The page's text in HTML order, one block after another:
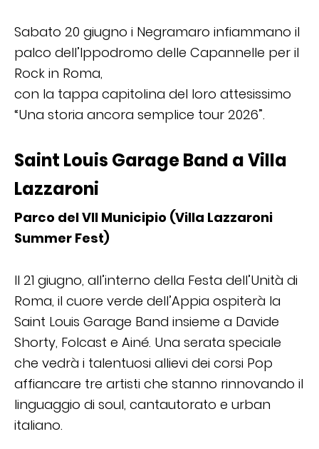
Sabato 20 giugno i Negramaro infiammano il
palco dell’Ippodromo delle Capannelle per il
Rock in Roma,
con la tappa capitolina del loro attesissimo
“Una storia ancora semplice tour 2026”.
Saint Louis Garage Band a Villa
Lazzaroni
Parco del VII Municipio (Villa Lazzaroni
Summer Fest)
Il 21 giugno, all’interno della Festa dell’Unità di
Roma, il cuore verde dell’Appia ospiterà la
Saint Louis Garage Band insieme a Davide
Shorty, Folcast e Ainé. Una serata speciale
che vedrà i talentuosi allievi dei corsi Pop
affiancare tre artisti che stanno rinnovando il
linguaggio di soul, cantautorato e urban
italiano.